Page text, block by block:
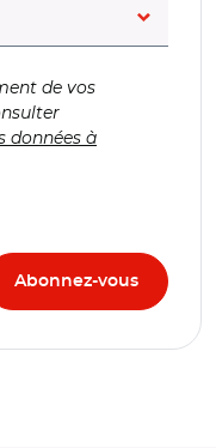
de vos
données à